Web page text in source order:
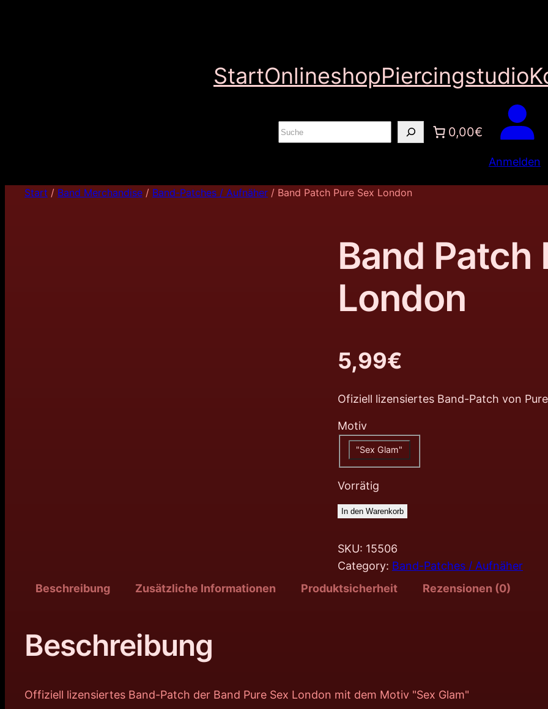
StartOnlineshopPiercingstudio
S
u
e
0,00€
Anmelden
Start / Band Merchandise / Band-Patches / Aufnäher / Band Patch Pure Sex London
Band Patch
London
5,99€
Ofiziell lizensiertes Band-Patch von
Motiv
"Sex Glam"
Vorrätig
In den Warenkorb
SKU: 15506
Category: Band-Patches / Aufnäher
Beschreibung
Zusätzliche Informationen Produktsicherheit Rezensionen (0)
Beschreibung
Offiziell lizensiertes Band-Patch der Band Pure Sex London mit dem Motiv "Sex Glam"